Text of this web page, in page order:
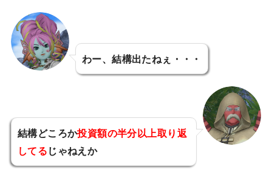
わー、結構出たねぇ・・・
結構どころか投資額の半分以上取り返
してるじゃねえか